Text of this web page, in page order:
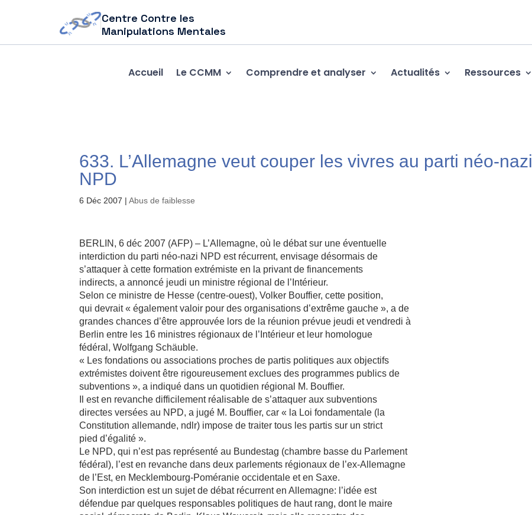
Centre Contre les
Manipulations Mentales
Accueil Le CCMM Comprendre et analyser Actualités Ressources
633. L’Allemagne veut couper les vivres au parti néo-nazi
NPD
6 Déc 2007 |Abus de faiblesse
BERLIN, 6 déc 2007 (AFP) – L’Allemagne, où le débat sur une éventuelle
interdiction du parti néo-nazi NPD est récurrent, envisage désormais de
s’attaquer à cette formation extrémiste en la privant de financements
indirects, a annoncé jeudi un ministre régional de l’Intérieur.
Selon ce ministre de Hesse (centre-ouest), Volker Bouffier, cette position,
qui devrait « également valoir pour des organisations d’extrême gauche », a de
grandes chances d’être approuvée lors de la réunion prévue jeudi et vendredi à
Berlin entre les 16 ministres régionaux de l’Intérieur et leur homologue
fédéral, Wolfgang Schäuble.
« Les fondations ou associations proches de partis politiques aux objectifs
extrémistes doivent être rigoureusement exclues des programmes publics de
subventions », a indiqué dans un quotidien régional M. Bouffier.
Il est en revanche difficilement réalisable de s’attaquer aux subventions
directes versées au NPD, a jugé M. Bouffier, car « la Loi fondamentale (la
Constitution allemande, ndlr) impose de traiter tous les partis sur un strict
pied d’égalité ».
Le NPD, qui n’est pas représenté au Bundestag (chambre basse du Parlement
fédéral), l’est en revanche dans deux parlements régionaux de l’ex-Allemagne
de l’Est, en Mecklembourg-Poméranie occidentale et en Saxe.
Son interdiction est un sujet de débat récurrent en Allemagne: l’idée est
défendue par quelques responsables politiques de haut rang, dont le maire